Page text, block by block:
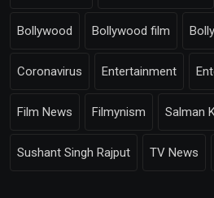
Bollywood Bollywood film
Coronavirus Entertainment
Film News Filmynism Salman
Sushant Singh Rajput TV News